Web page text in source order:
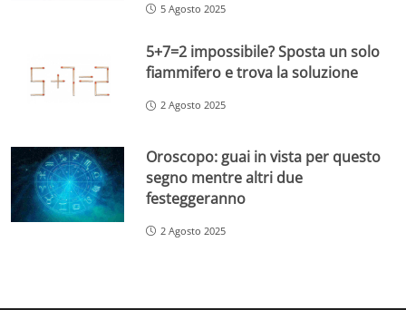
5 Agosto 2025
5+7=2 impossibile? Sposta un solo
fiammifero e trova la soluzione
2 Agosto 2025
Oroscopo: guai in vista per questo
segno mentre altri due
festeggeranno
2 Agosto 2025